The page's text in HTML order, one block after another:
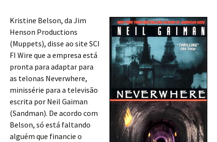
Kristine Belson, da Jim
Henson Productions
(Muppets), disse ao site SCI
FI Wire que a empresa está
pronta para adaptar para
as telonas Neverwhere,
minissérie para a televisão
escrita por Neil Gaiman
(Sandman). De acordo com
Belson, só está faltando
alguém que financie o